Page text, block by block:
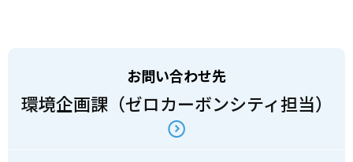
お問い合わせ先
環境企画課（ゼロカーボンシティ担当）